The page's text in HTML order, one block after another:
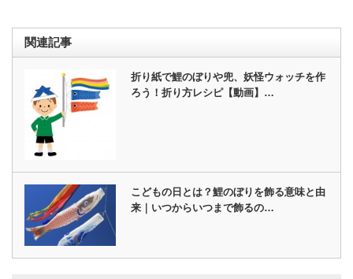
関連記事
折り紙で鯉のぼりや兜、妖怪ウォッチを作
ろう！折り方レシピ【動画】…
こどもの日とは？鯉のぼりを飾る意味と由
来｜いつからいつまで飾るの…